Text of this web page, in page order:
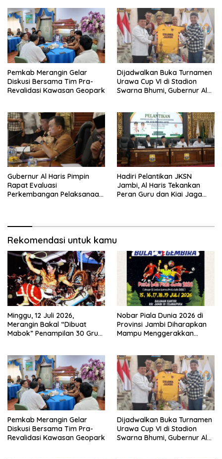
Pemkab Merangin Gelar
Diskusi Bersama Tim Pra-
Revalidasi Kawasan Geopark
Dijadwalkan Buka Turnamen
Urawa Cup VI di Stadion
Swarna Bhumi, Gubernur Al
Gubernur Al Haris Pimpin
Rapat Evaluasi
Perkembangan Pelaksanaan
Hadiri Pelantikan JKSN
Jambi, Al Haris Tekankan
Peran Guru dan Kiai Jaga
Rekomendasi untuk kamu
Minggu, 12 Juli 2026,
Merangin Bakal “Dibuat
Mabok” Penampilan 30 Grup
Nobar Piala Dunia 2026 di
Provinsi Jambi Diharapkan
Mampu Menggerakkan
Pemkab Merangin Gelar
Diskusi Bersama Tim Pra-
Revalidasi Kawasan Geopark
Dijadwalkan Buka Turnamen
Urawa Cup VI di Stadion
Swarna Bhumi, Gubernur Al